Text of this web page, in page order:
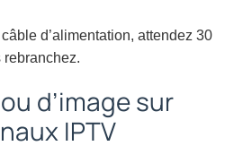
d’alimentation, attendez 30
d’image sur
IPTV